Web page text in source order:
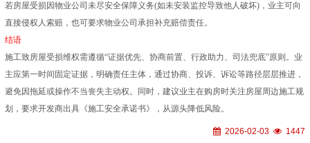
若房屋受损因物业公司未尽安全保障义务(如未安装监控导致他人破坏)，业主可向
直接侵权人索赔，也可要求物业公司承担补充赔偿责任。
结语
施工致房屋受损维权需遵循“证据优先、协商前置、行政助力、司法兜底”原则。业
主应第一时间固定证据，明确责任主体，通过协商、投诉、诉讼等路径层层推进，
避免因拖延或操作不当丧失主动权。同时，建议业主在购房时关注房屋周边施工规
划，要求开发商出具《施工安全承诺书》，从源头降低风险。
2026-02-03 1447